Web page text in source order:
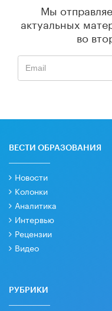
Мы
актуальных
во
ВЕСТИ ОБРАЗОВАНИЯ
Новости
Колонки
Аналитика
Интервью
Рецензии
Видео
РУБРИКИ